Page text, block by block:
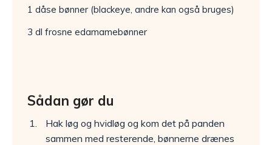
1 dåse bønner (blackeye, andre kan også bruges)
3 dl frosne edamamebønner
Sådan gør du
Hak løg og hvidløg og kom det på panden
sammen med resterende, bønnerne drænes